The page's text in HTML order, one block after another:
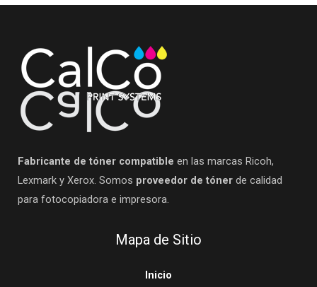
Fabricante de tóner compatible en las marcas Ricoh,
Lexmark y Xerox. Somos proveedor de tóner de calidad
para fotocopiadora e impresora.
Mapa de Sitio
Inicio